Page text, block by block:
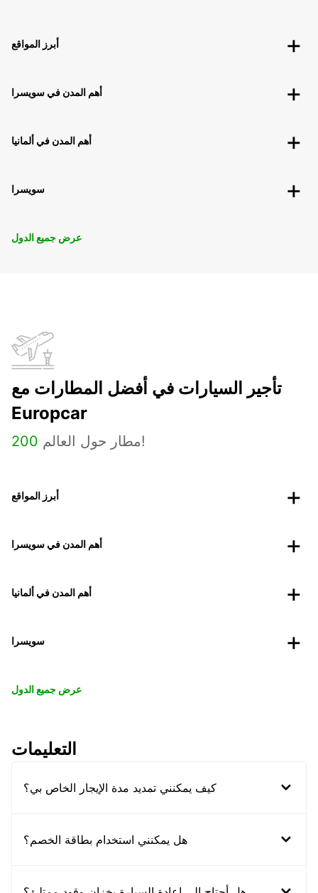
أبرز المواقع
أهم المدن في سويسرا
أهم المدن في ألمانيا
سويسرا
عرض جميع الدول
تأجير السيارات في أفضل المطارات مع
Europcar
200 مطار حول العالم!
أبرز المواقع
أهم المدن في سويسرا
أهم المدن في ألمانيا
سويسرا
عرض جميع الدول
التعليمات
كيف يمكنني تمديد مدة الإيجار الخاص بي؟
هل يمكنني استخدام بطاقة الخصم؟